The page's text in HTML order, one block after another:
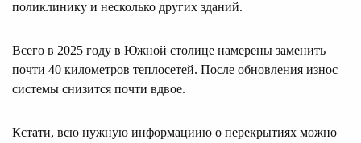
поликлинику и несколько других зданий.
Всего в 2025 году в Южной столице намерены заменить
почти 40 километров теплосетей. После обновления износ
системы снизится почти вдвое.
Кстати, всю нужную информациию о перекрытиях можно